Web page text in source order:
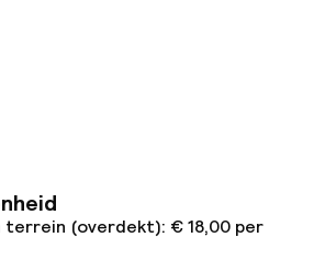
terrein (overdekt): € 18,00 per